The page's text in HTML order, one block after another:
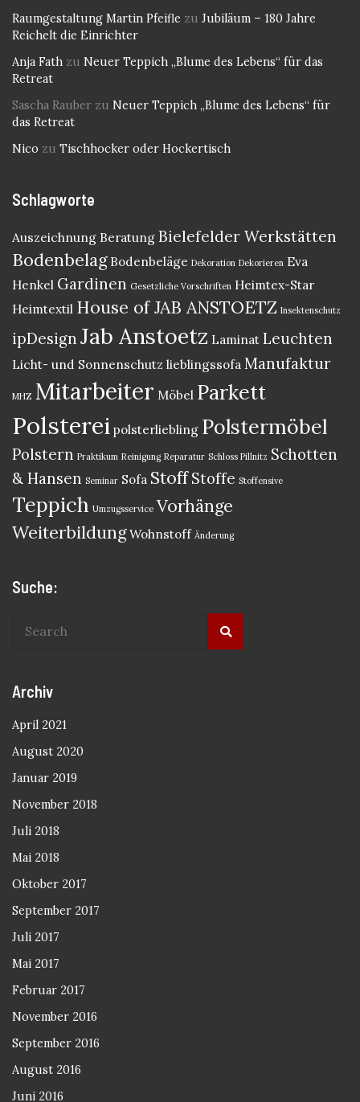
Raumgestaltung Martin Pfeifle zu Jubiläum – 180 Jahre
Reichelt die Einrichter
Anja Fath zu Neuer Teppich „Blume des Lebens“ für das
Retreat
Sascha Rauber zu Neuer Teppich „Blume des Lebens“ für
das Retreat
Nico zu Tischhocker oder Hockertisch
Schlagworte
Auszeichnung Beratung Bielefelder Werkstätten
Bodenbelag Bodenbeläge Dekoration Dekorieren Eva
Henkel Gardinen Gesetzliche Vorschriften Heimtex-Star
Heimtextil House of JAB ANSTOETZ Insektenschutz
ipDesign Jab Anstoetz Laminat Leuchten
Licht- und Sonnenschutz lieblingssofa Manufaktur
MHZ Mitarbeiter Möbel Parkett
Polsterei polsterliebling Polstermöbel
Polstern Praktikum Reinigung Reparatur Schloss Pillnitz Schotten
& Hansen Seminar Sofa Stoff Stoffe Stoffensive
Teppich Umzugsservice Vorhänge
Weiterbildung Wohnstoff Änderung
Suche:
Archiv
April 2021
August 2020
Januar 2019
November 2018
Juli 2018
Mai 2018
Oktober 2017
September 2017
Juli 2017
Mai 2017
Februar 2017
November 2016
September 2016
August 2016
Juni 2016